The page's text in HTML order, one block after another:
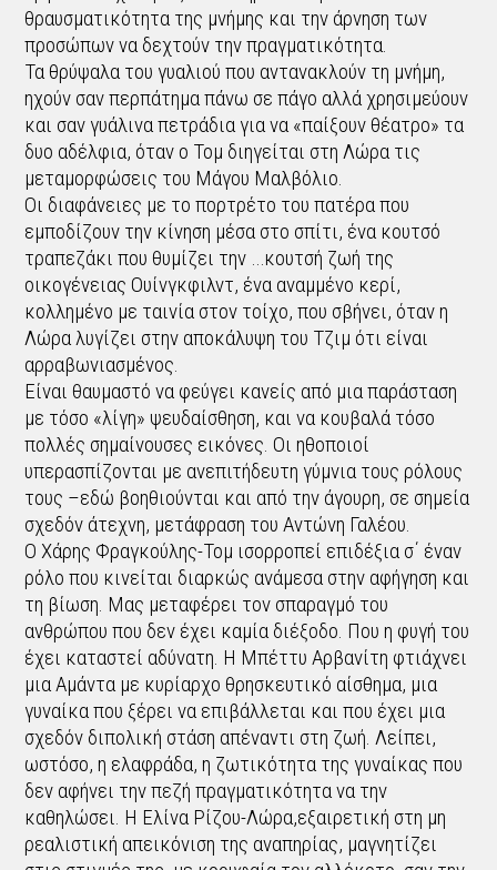
θραυσματικότητα της μνήμης και την άρνηση των
προσώπων να δεχτούν την πραγματικότητα.
Τα θρύψαλα του γυαλιού που αντανακλούν τη μνήμη,
ηχούν σαν περπάτημα πάνω σε πάγο αλλά χρησιμεύουν
και σαν γυάλινα πετράδια για να «παίξουν θέατρο» τα
δυο αδέλφια, όταν ο Τομ διηγείται στη Λώρα τις
μεταμορφώσεις του Μάγου Μαλβόλιο.
Οι διαφάνειες με το πορτρέτο του πατέρα που
εμποδίζουν την κίνηση μέσα στο σπίτι, ένα κουτσό
τραπεζάκι που θυμίζει την …κουτσή ζωή της
οικογένειας Ουίνγκφιλντ, ένα αναμμένο κερί,
κολλημένο με ταινία στον τοίχο, που σβήνει, όταν η
Λώρα λυγίζει στην αποκάλυψη του Τζιμ ότι είναι
αρραβωνιασμένος.
Είναι θαυμαστό να φεύγει κανείς από μια παράσταση
με τόσο «λίγη» ψευδαίσθηση, και να κουβαλά τόσο
πολλές σημαίνουσες εικόνες. Οι ηθοποιοί
υπερασπίζονται με ανεπιτήδευτη γύμνια τους ρόλους
τους –εδώ βοηθιούνται και από την άγουρη, σε σημεία
σχεδόν άτεχνη, μετάφραση του Αντώνη Γαλέου.
Ο Χάρης Φραγκούλης-Τομ ισορροπεί επιδέξια σ΄ έναν
ρόλο που κινείται διαρκώς ανάμεσα στην αφήγηση και
τη βίωση. Μας μεταφέρει τον σπαραγμό του
ανθρώπου που δεν έχει καμία διέξοδο. Που η φυγή του
έχει καταστεί αδύνατη. Η Μπέττυ Αρβανίτη φτιάχνει
μια Αμάντα με κυρίαρχο θρησκευτικό αίσθημα, μια
γυναίκα που ξέρει να επιβάλλεται και που έχει μια
σχεδόν διπολική στάση απέναντι στη ζωή. Λείπει,
ωστόσο, η ελαφράδα, η ζωτικότητα της γυναίκας που
δεν αφήνει την πεζή πραγματικότητα να την
καθηλώσει. Η Ελίνα Ρίζου-Λώρα,εξαιρετική στη μη
ρεαλιστική απεικόνιση της αναπηρίας, μαγνητίζει